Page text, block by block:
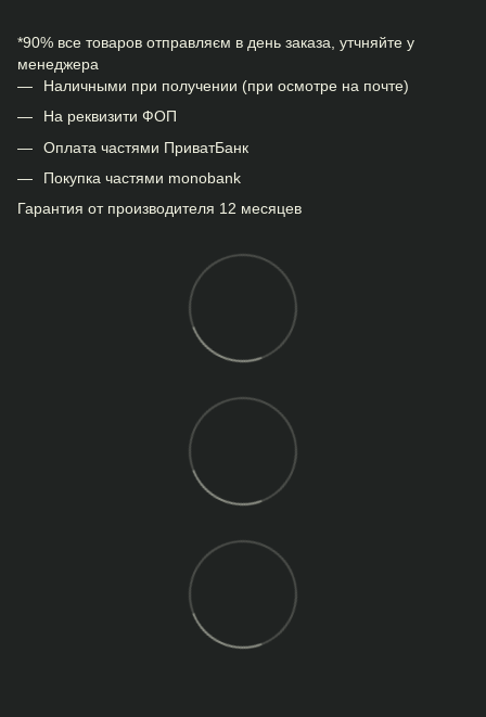
*90% все товаров отправляєм в день заказа, утчняйте у
менеджера
Наличными при получении (при осмотре на почте)
На реквизити ФОП
Оплата частями ПриватБанк
Покупка частями monobank
Гарантия от производителя 12 месяцев